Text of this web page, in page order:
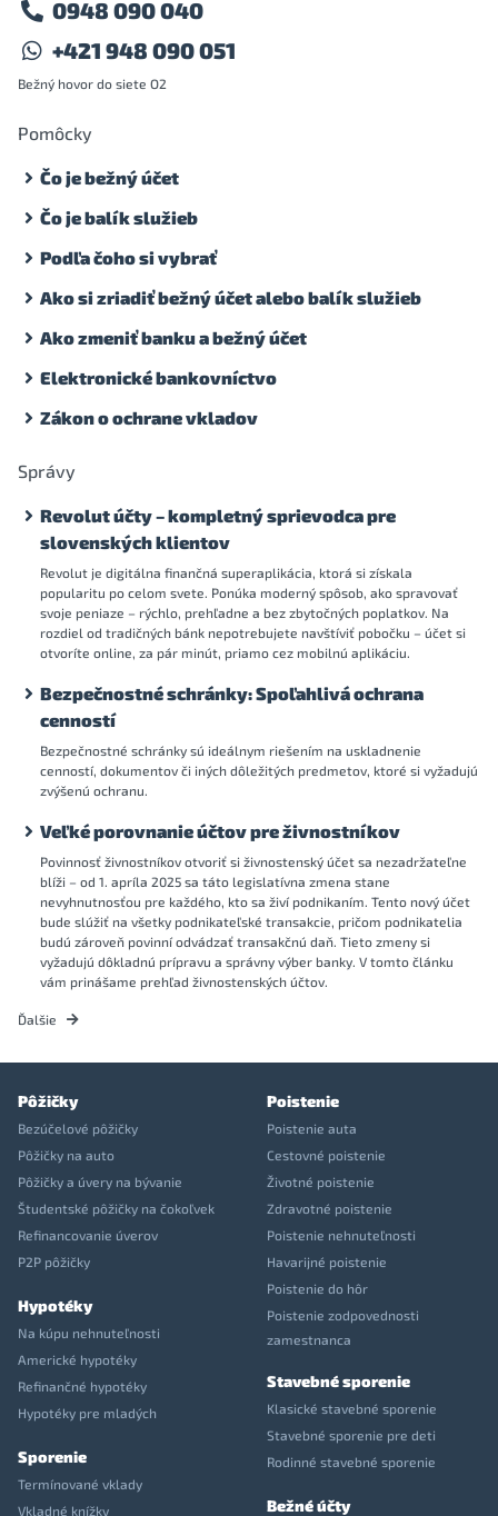
0948 090 040
+421 948 090 051
Bežný hovor do siete O2
Pomôcky
Čo je bežný účet
Čo je balík služieb
Podľa čoho si vybrať
Ako si zriadiť bežný účet alebo balík služieb
Ako zmeniť banku a bežný účet
Elektronické bankovníctvo
Zákon o ochrane vkladov
Správy
Revolut účty – kompletný sprievodca pre
slovenských klientov
Revolut je digitálna finančná superaplikácia, ktorá si získala
popularitu po celom svete. Ponúka moderný spôsob, ako spravovať
svoje peniaze – rýchlo, prehľadne a bez zbytočných poplatkov. Na
rozdiel od tradičných bánk nepotrebujete navštíviť pobočku – účet si
otvoríte online, za pár minút, priamo cez mobilnú aplikáciu.
Bezpečnostné schránky: Spoľahlivá ochrana
cenností
Bezpečnostné schránky sú ideálnym riešením na uskladnenie
cenností, dokumentov či iných dôležitých predmetov, ktoré si vyžadujú
zvýšenú ochranu.
Veľké porovnanie účtov pre živnostníkov
Povinnosť živnostníkov otvoriť si živnostenský účet sa nezadržateľne
blíži – od 1. apríla 2025 sa táto legislatívna zmena stane
nevyhnutnosťou pre každého, kto sa živí podnikaním. Tento nový účet
bude slúžiť na všetky podnikateľské transakcie, pričom podnikatelia
budú zároveň povinní odvádzať transakčnú daň. Tieto zmeny si
vyžadujú dôkladnú prípravu a správny výber banky. V tomto článku
vám prinášame prehľad živnostenských účtov.
Ďalšie
Pôžičky
Bezúčelové pôžičky
Pôžičky na auto
Pôžičky a úvery na bývanie
Študentské pôžičky na čokoľvek
Refinancovanie úverov
P2P pôžičky
Hypotéky
Na kúpu nehnuteľnosti
Americké hypotéky
Refinančné hypotéky
Hypotéky pre mladých
Sporenie
Termínované vklady
Vkladné knížky
Poistenie
Poistenie auta
Cestovné poistenie
Životné poistenie
Zdravotné poistenie
Poistenie nehnuteľnosti
Havarijné poistenie
Poistenie do hôr
Poistenie zodpovednosti
zamestnanca
Stavebné sporenie
Klasické stavebné sporenie
Stavebné sporenie pre deti
Rodinné stavebné sporenie
Bežné účty